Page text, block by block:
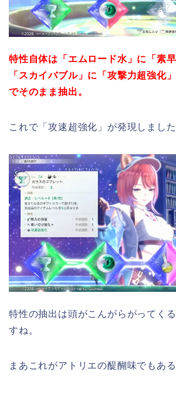
特性自体は「エムロード水」に「素早
「スカイバブル」に「攻撃力超強化
でそのまま抽出。
これで「攻速超強化」が発現しました
特性の抽出は頭がこんがらがってく
すね。
まあこれがアトリエの醍醐味でもあ